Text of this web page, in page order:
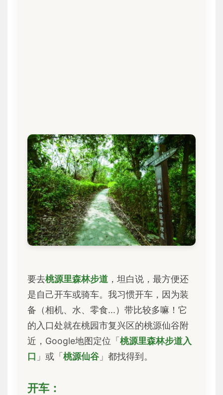
要去桃源里森林步道 ，坦白说，最方便还
是自己开车或骑车。我习惯开车，因为装
备（相机、水、零食...）带比较多嘛！它
的入口处就在桃园市复兴区的桃源仙谷附
近，Google地图定位「桃源里森林步道入
口 」或「桃源仙谷 」都找得到。
开车：